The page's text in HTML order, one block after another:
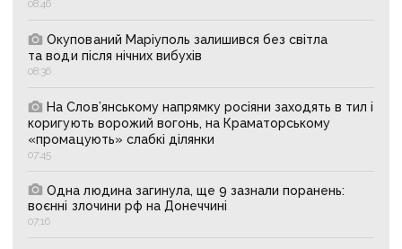
08:46
Окупований Маріуполь залишився без світла
та води після нічних вибухів
08:36
На Слов’янському напрямку росіяни заходять в тил і
коригують ворожий вогонь, на Краматорському
«промацують» слабкі ділянки
07:45
Одна людина загинула, ще 9 зазнали поранень:
воєнні злочини рф на Донеччині
07:16